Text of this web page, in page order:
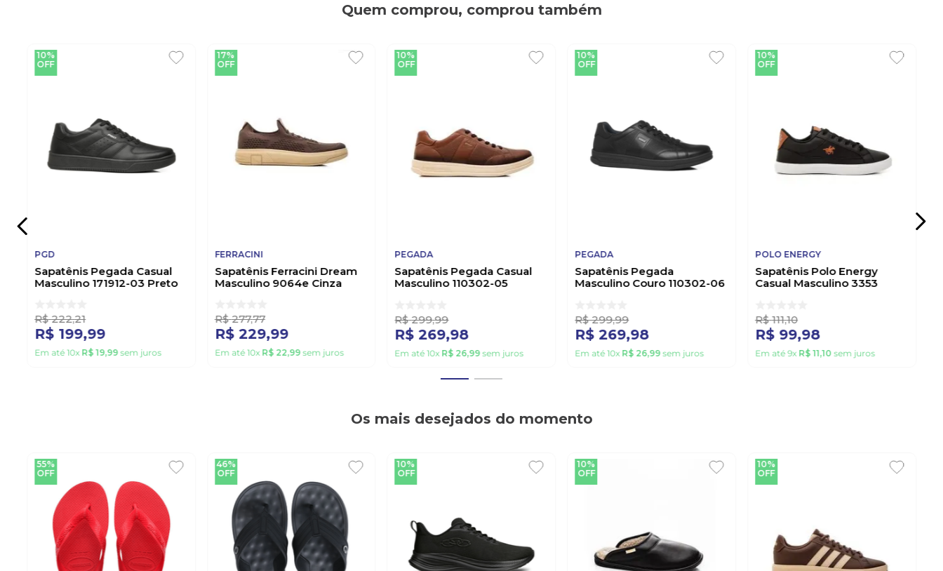
Quem comprou, comprou também
10%
OFF
PGD
Sapatênis Pegada Casual
Masculino 171912-03 Preto
R$ 222,21
R$ 199,99
Em até10x R$ 19,99sem juros
17%
OFF
FERRACINI
Sapatênis Ferracini Dream
Masculino 9064e Cinza
R$ 277,77
R$ 229,99
Em até10x R$ 22,99sem juros
10%
OFF
PEGADA
Sapatênis Pegada Casual
Masculino 110302-05
R$ 299,99
R$ 269,98
Em até10x R$ 26,99sem juros
10%
OFF
PEGADA
Sapatênis Pegada
Masculino Couro 110302-06
R$ 299,99
R$ 269,98
Em até10x R$ 26,99sem juros
10%
OFF
POLO ENERGY
Sapatênis Polo Energy
Casual Masculino 3353
R$ 111,10
R$ 99,98
Em até9x R$ 11,10 sem juros
Os mais desejados do momento
55%
OFF
46%
OFF
10%
OFF
10%
OFF
10%
OFF